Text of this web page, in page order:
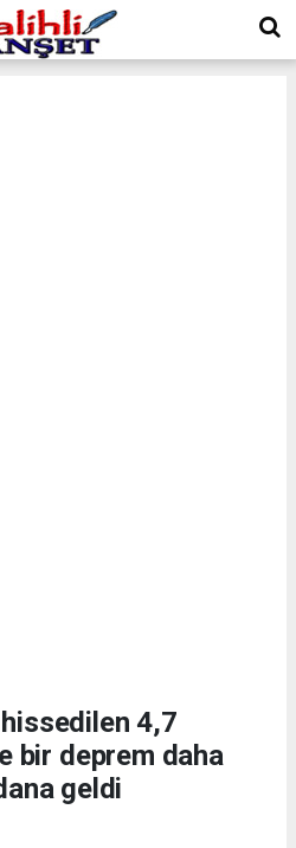
4,7
bir deprem daha
geldi